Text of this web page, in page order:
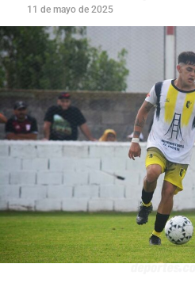
11 de mayo de 2025